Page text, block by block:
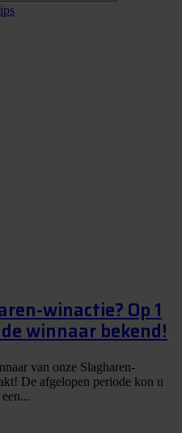
winactie? Op 1
winnaar bekend!
van onze Slagharen-
De afgelopen periode kon u